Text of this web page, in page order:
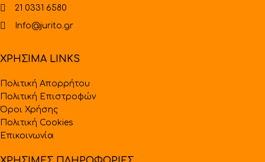
21 0331 6580
Info@jurito.gr
ΧΡΗΣΙΜΑ LINKS
Πολιτική Απορρήτου
Πολιτική Επιστροφών
Όροι Χρήσης
Πολιτική Cookies
Επικοινωνία